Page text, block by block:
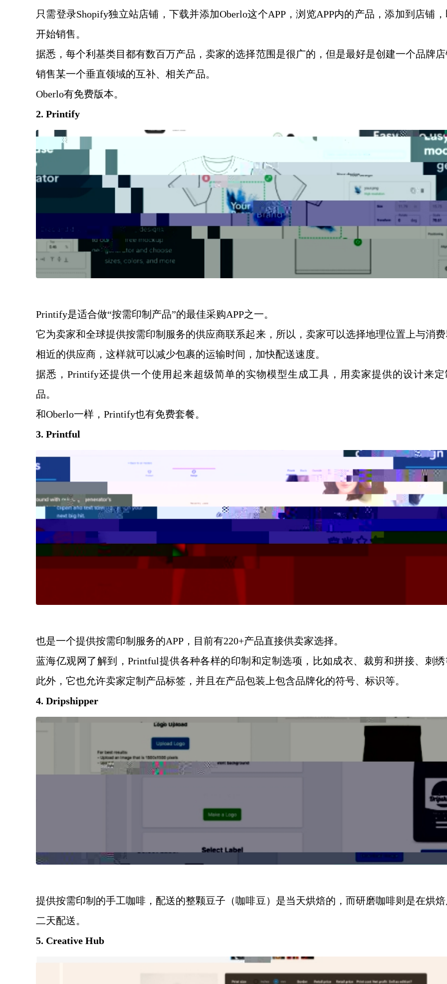
只需登录Shopify独立站店铺， 下载并添加Oberlo这个APP，浏览APP内的产品，添加到店铺
开始销售。
据悉，每个利基类目都有数百万产品，卖家的选择范围是很广的，但是最好是创建一个品牌
销售某一个垂直领域的互补、相关产品。
Oberlo有免费版本。
2. Printify
Printify是适合做“按需印制产品”的最佳采购APP之一。
它为卖家和全球提供按需印制服务的供应商联系起来，所以，卖家可以选择地理位置上与消
相近的供应商，这样就可以减少包裹的运输时间，加快配送速度。
据悉， Printify还提供一个使用起来超级简单的实物模型生成工具，用卖家提供的设计来定
品。
和Oberlo一样，Printify也有免费套餐。
3. Printful
也是一个提供按需印制服务的APP，目前有220+产品直接供卖家选择。
蓝海亿观网了解到，Printful提供各种各样的印制和定制选项，比如成衣、裁剪和拼接、刺
此外，它也允许卖家定制产品标签，并且在产品包装上包含品牌化的符号、标识等。
4. Dripshipper
提供按需印制的手工咖啡，配送的整颗豆子（咖啡豆）是当天烘焙的，而研磨咖啡则是在烘
二天配送。
5. Creative Hub